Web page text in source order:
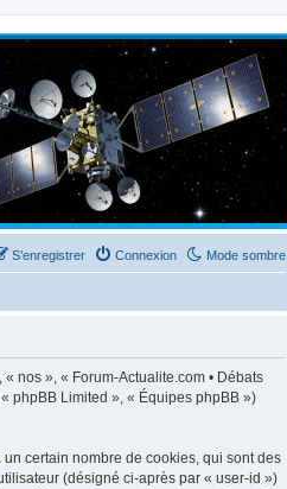
Mode sombre
Connexion
S’enregistrer
nos », « Forum-Actualite.com • Débats
phpBB Limited », « Équipes phpBB »)
certain nombre de cookies, qui sont des
(désigné ci-après par « user-id »)